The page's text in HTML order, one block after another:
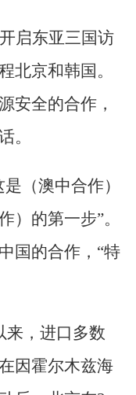
启东亚三国访
北京和韩国。
安全的合作，
。
（澳中合作）
）的第一步”。
国的合作，“特
来，进口多数
因霍尔木兹海